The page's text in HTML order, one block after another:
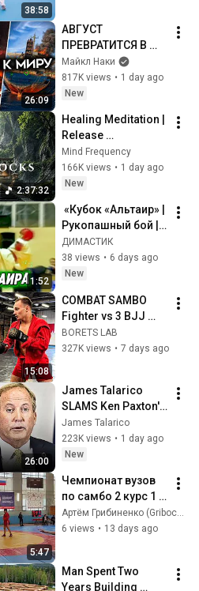
38:58
категориям.
26:09
АВГУСТ
ПРЕВРАТИТСЯ В
АД. Принуждение к
миру только
начинается
Майкл Наки
817K views • 1 day ago
New
2:37:32
Healing Meditation |
Release
Subconscious
Blocks, Cleanse
Negative Energy &
Mind Frequency
166K views • 1 day ago
New
1:52
«Кубок «Альтаир» |
Рукопашный бой |
Чебаркуль»
ДИМАСТИК
38 views • 6 days ago
New
15:08
COMBAT SAMBO
Fighter vs 3 BJJ
Belts 🤯 Can He Beat
Them All?
BORETS LAB
327K views • 7 days ago
26:00
James Talarico
SLAMS Ken Paxton's
Corruption LIVE ON
AIR
James Talarico
223K views • 1 day ago
New
5:47
Чемпионат вузов
по самбо 2 курс 1
схватка апрель
2022 год
Артём Грибиненко (Gribochek)
6 views • 13 days ago
Man Spent Two
Years Building